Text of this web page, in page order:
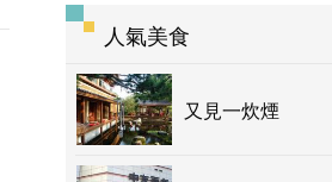
人氣美食
又見一炊煙